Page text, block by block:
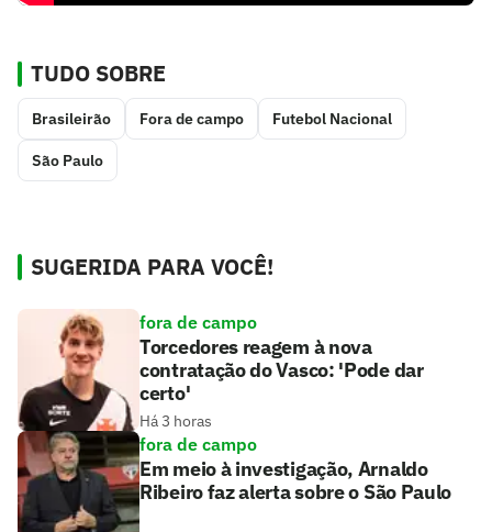
TUDO SOBRE
Brasileirão Fora de campo Futebol Nacional
São Paulo
SUGERIDA PARA VOCÊ!
fora de campo
Torcedores reagem à nova
contratação do Vasco: 'Pode dar
certo'
Há 3 horas
fora de campo
Em meio à investigação, Arnaldo
Ribeiro faz alerta sobre o São Paulo